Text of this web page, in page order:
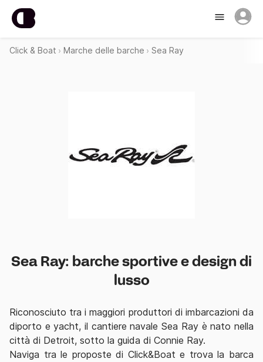
Click & Boat Marche delle barche Sea Ray
Sea Ray: barche sportive e design di
lusso
Riconosciuto tra i maggiori produttori di imbarcazioni da
diporto e yacht, il cantiere navale Sea Ray è nato nella
città di Detroit, sotto la guida di Connie Ray.
Naviga tra le proposte di Click&Boat e trova la barca